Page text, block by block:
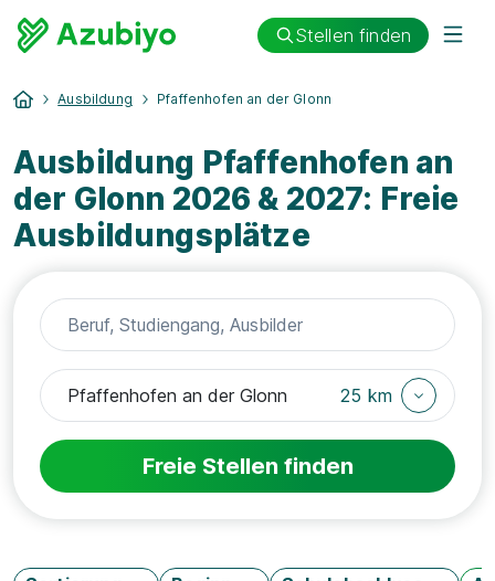
Stellen finden
Ausbildung Pfaffenhofen an der Glonn
Ausbildung Pfaffenhofen an
der Glonn 2026 & 2027: Freie
Ausbildungsplätze
25 km
Freie Stellen finden